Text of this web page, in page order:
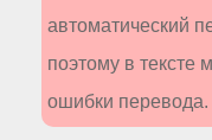
автоматический
поэтому в тексте
ошибки перевода.